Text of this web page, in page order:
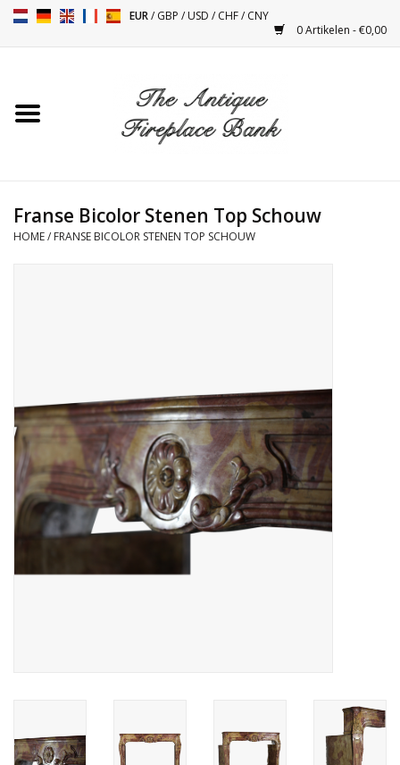
EUR/GBP /USD /CHF/CNY
0 Artikelen - €0,00
Toebehoren
Decoratieve Outdoor
Objecten
Vloeren - Steen, Terra Cotta
& Marmer
Outlet
Franse Bicolor Stenen Top Schouw
HOME/ FRANSE BICOLOR STENEN TOP SCHOUW